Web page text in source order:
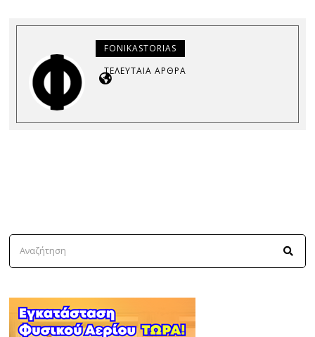
FONIKASTORIAS
ΤΕΛΕΥΤΑΊΑ ΆΡΘΡΑ